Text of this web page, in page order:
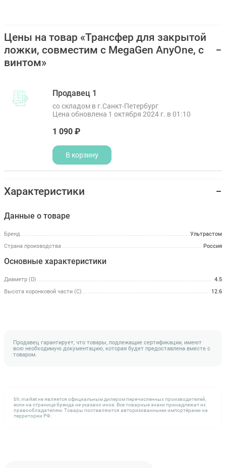
Цены на товар «Трансфер для закрытой
ложки, совместим с MegaGen AnyOne, с
винтом»
Продавец 1
со складом в г.Санкт-Петербург
Цена обновлена 1 октября 2024 г. в 01:10
1 090 ₽
В корзину
Характеристики
Данные о товаре
Бренд
Ультрастом
Страна производства
Россия
Основные характеристики
Диаметр (D)
4.5
Высота коронковой части (C)
12.6
Продавец гарантирует, что товары, подлежащие сертификации, имеют
всю необходимую документацию, которая будет предоставлена вместе с
товаром.
bh.market не является официальным дилером перечисленных производителей,
если на странице бренда не указано иное. Все товарные знаки принадлежат их
правообладателям. Товары поставляются авторизованными импортёрами на
территории РФ.